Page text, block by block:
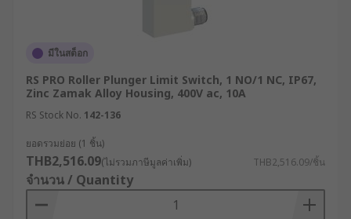
มีในสต็อก
RS PRO Roller Plunger Limit Switch, 1 NO/1 NC, IP67,
Zinc Zamak Alloy Housing, 400V ac, 10A
RS Stock No. 142-136
ยอดรวมย่อย (1 ชิ้น)
THB2,516.09(ไม่รวมภาษีมูลค่าเพิ่ม) THB2,516.09/ชิ้น
จำนวน / Quantity